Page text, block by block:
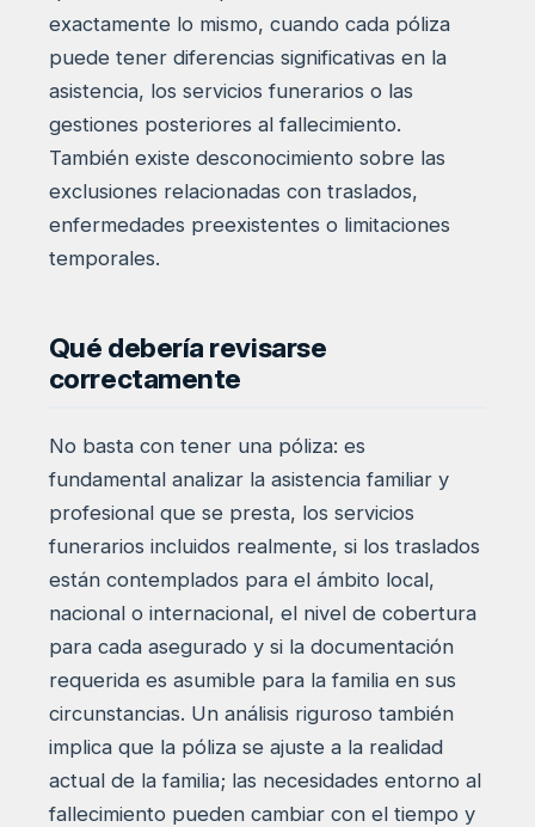
exactamente lo mismo, cuando cada póliza
puede tener diferencias significativas en la
asistencia, los servicios funerarios o las
gestiones posteriores al fallecimiento.
También existe desconocimiento sobre las
exclusiones relacionadas con traslados,
enfermedades preexistentes o limitaciones
temporales.
Qué debería revisarse
correctamente
No basta con tener una póliza: es
fundamental analizar la asistencia familiar y
profesional que se presta, los servicios
funerarios incluidos realmente, si los traslados
están contemplados para el ámbito local,
nacional o internacional, el nivel de cobertura
para cada asegurado y si la documentación
requerida es asumible para la familia en sus
circunstancias. Un análisis riguroso también
implica que la póliza se ajuste a la realidad
actual de la familia; las necesidades entorno al
fallecimiento pueden cambiar con el tiempo y